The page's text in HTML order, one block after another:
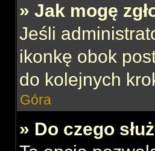
» Jak mogę
Jeśli
ikonkę obok
do kolejnych
Góra
» Do czego